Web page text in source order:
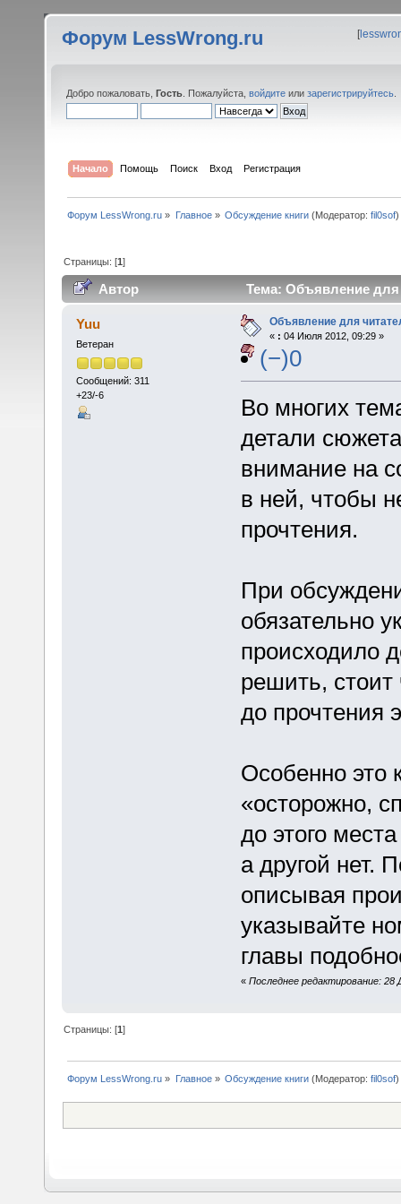
Форум LessWrong.ru [
Добро пожаловать, Гость . Пожалуйста, войдите или зарегистрируйтесь
Начало Помощь Поиск Вход Регистрация
Форум LessWrong.ru » Главное» Обсуждение книги(Модератор: fil0sof)
Страницы: [1]
Автор Тема: Объявление для
Yuu
Ветеран
Сообщений: 311
+23/-6
Объявление для
« : 04 Июля 2012, 09:29 »
(−)0
Во многих
детали
внимание на
в ней, чтобы
прочтения.
При
обязательно
происходило
решить, стоит
до прочтения
Особенно это
«осторожно,
до этого
а другой нет.
описывая
указывайте
главы
« Последнее редактирование: 28
Страницы: [1]
Форум LessWrong.ru » Главное» Обсуждение книги(Модератор: fil0sof)